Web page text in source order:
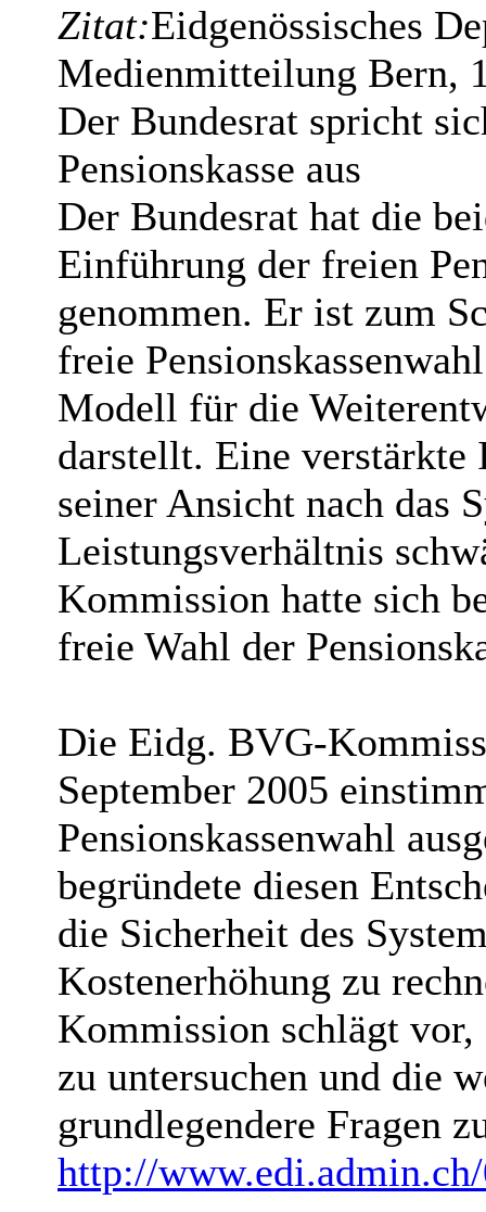
Zitat:Eidgenössisches
Medienmitteilung Bern,
Der Bundesrat spricht
Pensionskasse aus
Der Bundesrat hat die
Einführung der freien
genommen. Er ist zum
freie
Modell für die
darstellt. Eine
seiner Ansicht nach das
Leistungsverhältnis
Kommission hatte sich
freie Wahl der
Die Eidg. BVG-
September 2005
Pensionskassenwahl
begründete diesen
die Sicherheit des
Kostenerhöhung zu
Kommission schlägt
zu untersuchen und die
grundlegendere Fragen
http://